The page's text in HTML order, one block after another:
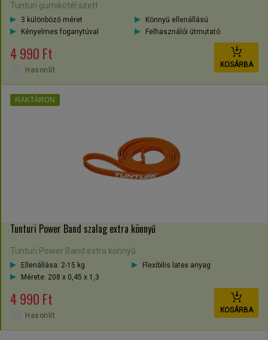
Tunturi gumikötél szett
3 különböző méret
Könnyű ellenállású
Kényelmes foganytúval
Felhasználói útmutató
4 990 Ft
KOSÁRBA
Hasonlít
Tunturi Power Band szalag extra könnyű
Tunturi Power Band extra könnyű
Ellenállása: 2-15 kg
Flexibilis latex anyag
Mérete: 208 x 0,45 x 1,3
4 990 Ft
KOSÁRBA
RAKTÁRON
Hasonlít